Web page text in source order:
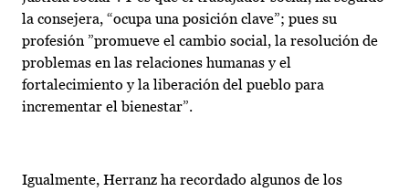
la consejera, “ocupa una posición clave”; pues su
profesión ”promueve el cambio social, la resolución de
problemas en las relaciones humanas y el
fortalecimiento y la liberación del pueblo para
incrementar el bienestar”.
Igualmente, Herranz ha recordado algunos de los